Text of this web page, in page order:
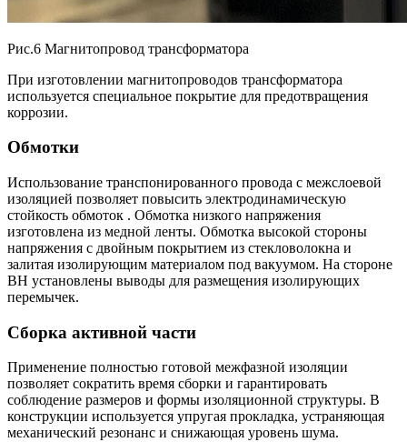
Рис.6 Магнитопровод трансформатора
При изготовлении магнитопроводов трансформатора
используется специальное покрытие для предотвращения
коррозии.
Обмотки
Использование транспонированного провода с межслоевой
изоляцией позволяет повысить электродинамическую
стойкость обмоток . Обмотка низкого напряжения
изготовлена из медной ленты. Обмотка высокой стороны
напряжения с двойным покрытием из стекловолокна и
залитая изолирующим материалом под вакуумом. На стороне
ВН установлены выводы для размещения изолирующих
перемычек.
Сборка активной части
Применение полностью готовой межфазной изоляции
позволяет сократить время сборки и гарантировать
соблюдение размеров и формы изоляционной структуры. В
конструкции используется упругая прокладка, устраняющая
механический резонанс и снижающая уровень шума.